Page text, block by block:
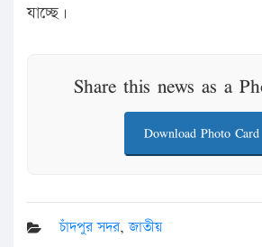
যাচ্ছে।
Share this news as a
Download Photo Card
চাঁদপুর সদর,জাতীয়